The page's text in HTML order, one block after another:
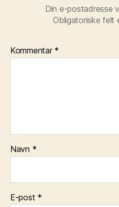
Din e-postadresse
Obligatoriske felt
Kommentar *
Navn *
E-post *